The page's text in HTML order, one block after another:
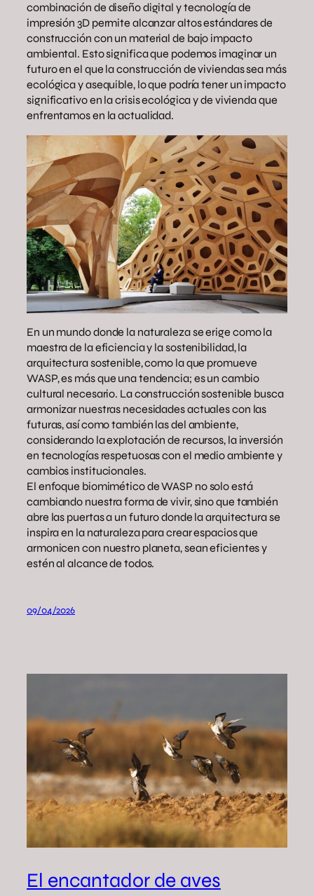
combinación de diseño digital y tecnología de
impresión 3D permite alcanzar altos estándares de
construcción con un material de bajo impacto
ambiental. Esto significa que podemos imaginar un
futuro en el que la construcción de viviendas sea más
ecológica y asequible, lo que podría tener un impacto
significativo en la crisis ecológica y de vivienda que
enfrentamos en la actualidad.
En un mundo donde la naturaleza se erige como la
maestra de la eficiencia y la sostenibilidad, la
arquitectura sostenible, como la que promueve
WASP, es más que una tendencia; es un cambio
cultural necesario. La construcción sostenible busca
armonizar nuestras necesidades actuales con las
futuras, así como también las del ambiente,
considerando la explotación de recursos, la inversión
en tecnologías respetuosas con el medio ambiente y
cambios institucionales.
El enfoque biomimético de WASP no solo está
cambiando nuestra forma de vivir, sino que también
abre las puertas a un futuro donde la arquitectura se
inspira en la naturaleza para crear espacios que
armonicen con nuestro planeta, sean eficientes y
estén al alcance de todos.
09/04/2026
El encantador de aves